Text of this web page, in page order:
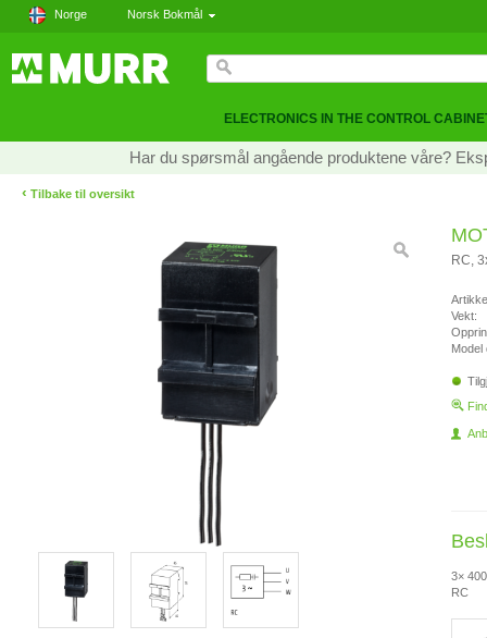
Norge Norsk Bokmål
ELECTRONICS IN THE CONTROL
Har du spørsmål angående produktene våre?
‹ Tilbake til oversikt
RC,
Vekt:
Model
3×
RC